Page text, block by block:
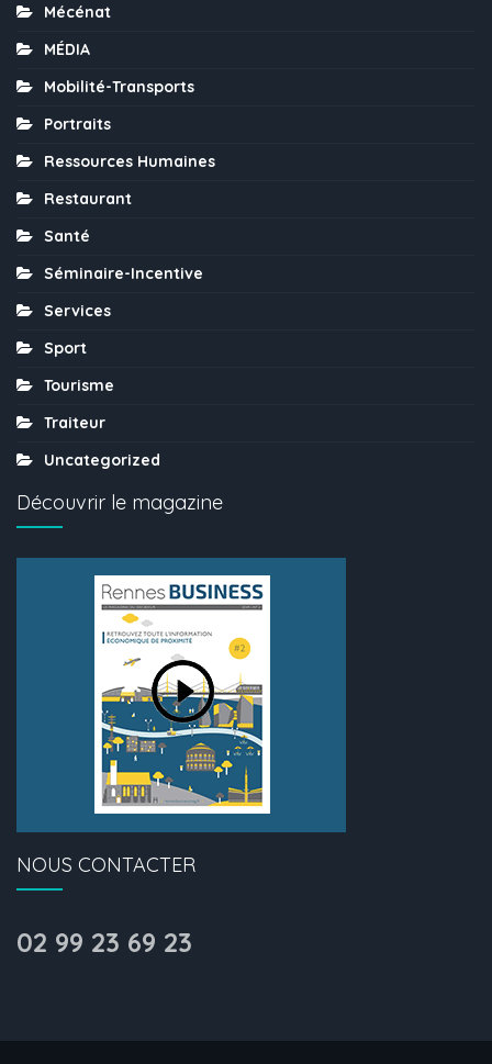
Mécénat
MÉDIA
Mobilité-Transports
Portraits
Ressources Humaines
Restaurant
Santé
Séminaire-Incentive
Services
Sport
Tourisme
Traiteur
Uncategorized
Découvrir le magazine
NOUS CONTACTER
02 99 23 69 23